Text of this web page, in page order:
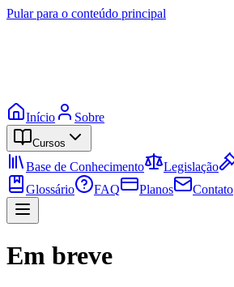
Pular para o conteúdo principal
Início Sobre
Cursos
Base de Conhecimento Legislação
Glossário
FAQ Planos Contato
Em breve